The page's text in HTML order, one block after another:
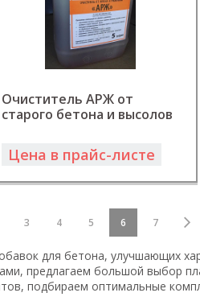
Очиститель АРЖ от
старого бетона и высолов
Цена в прайс-листе
3 4 5 6 7
для бетона, улучшающих
предлагаем большой выбор
подбираем оптимальные